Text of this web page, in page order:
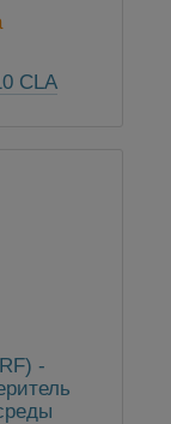
CLA
-